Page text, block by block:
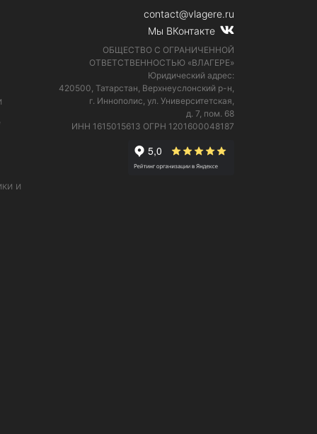
и
contact@vlagere.ru
Мы ВКонтакте
ОБЩЕСТВО С ОГРАНИЧЕННОЙ
ОТВЕТСТВЕННОСТЬЮ «ВЛАГЕРЕ»
Юридический адрес:
420500, Татарстан, Верхнеуслонский р-н,
г. Иннополис, ул. Университетская,
д. 7, пом. 68
ИНН 1615015613 ОГРН 1201600048187